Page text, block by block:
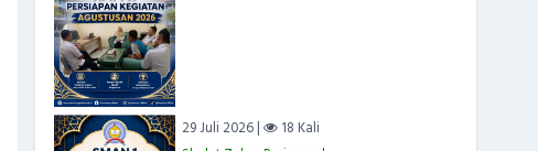
29 Juli 2026 |
18 Kali